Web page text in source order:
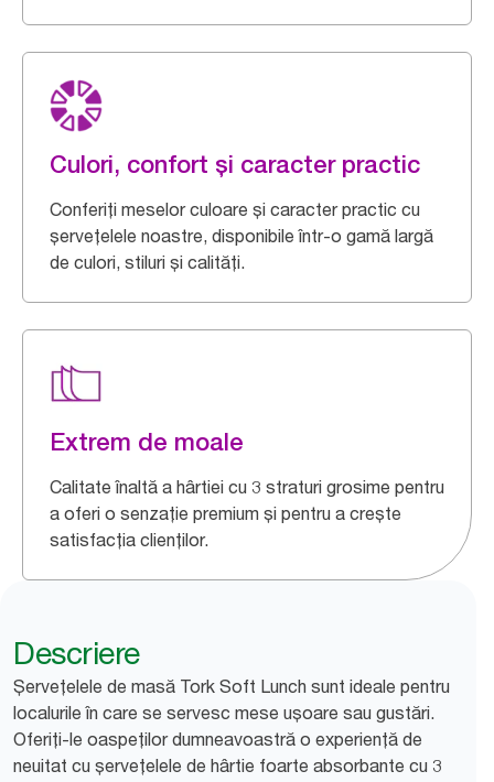
Culori, confort și caracter practic
Conferiți meselor culoare și caracter practic cu
șervețelele noastre, disponibile într-o gamă largă
de culori, stiluri și calități.
Extrem de moale
Calitate înaltă a hârtiei cu 3 straturi grosime pentru
a oferi o senzație premium și pentru a crește
satisfacția clienților.
Descriere
Șervețelele de masă Tork Soft Lunch sunt ideale pentru
localurile în care se servesc mese ușoare sau gustări.
Oferiți-le oaspeților dumneavoastră o experiență de
neuitat cu șervețelele de hârtie foarte absorbante cu 3